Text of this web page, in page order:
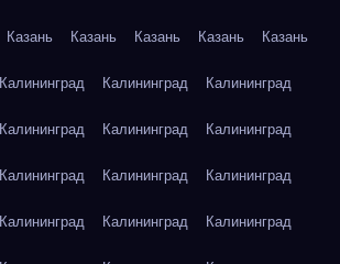
Казань Казань Казань Казань Казань
Калининград Калининград Калининград
Калининград Калининград Калининград
Калининград Калининград Калининград
Калининград Калининград Калининград